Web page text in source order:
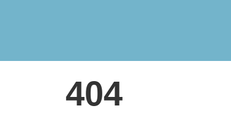
404